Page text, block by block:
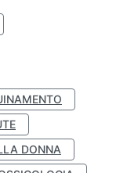
DONNA